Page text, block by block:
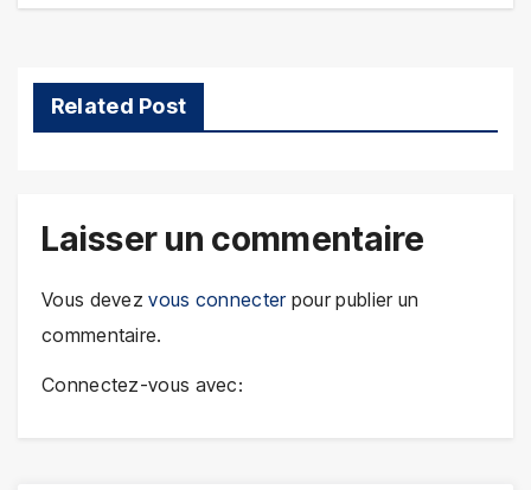
Related Post
Laisser un commentaire
Vous devezvous connecterpour publier un
commentaire.
Connectez-vous avec: